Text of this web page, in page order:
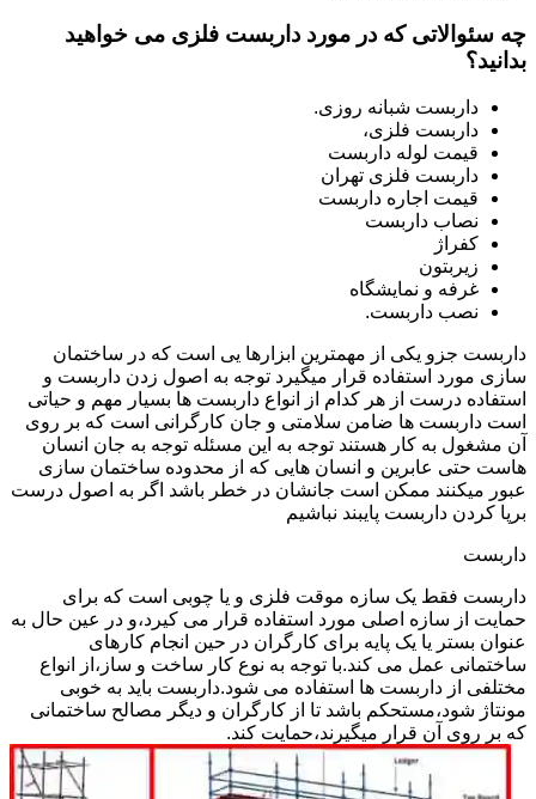
چه سئوالاتی که در مورد داربست فلزی می خواهید
بدانید؟
داربست شبانه روزی.
داربست فلزی،
قیمت لوله داربست
داربست فلزی تهران
قیمت اجاره داربست
نصاب داربست
کفراژ
زیربتون
غرفه و نمایشگاه
نصب داربست.
داربست جزو یکی از مهمترین ابزارها یی است که در ساختمان
سازی مورد استفاده قرار میگیرد توجه به اصول زدن داربست و
استفاده درست از هر کدام از انواع داربست ها بسیار مهم و حیاتی
است داربست ها ضامن سلامتی و جان کارگرانی است که بر روی
آن مشغول به کار هستند توجه به این مسئله توجه به جان انسان
هاست حتی عابرین و انسان هایی که از محدوده ساختمان سازی
عبور میکنند ممکن است جانشان در خطر باشد اگر به اصول درست
برپا کردن داربست پایبند نباشیم
داربست
داربست فقط یک سازه موقت فلزی و یا چوبی است که برای
حمایت از سازه اصلی مورد استفاده قرار می کیرد،و در عین حال به
عنوان بستر یا یک پایه برای کارگران در حین انجام کارهای
ساختمانی عمل می کند.با توجه به نوع کار ساخت و ساز،از انواع
مختلفی از داربست ها استفاده می شود.داربست باید به خوبی
مونتاژ شود،مستحکم باشد تا از کارگران و دیگر مصالح ساختمانی
که بر روی آن قرار میگیرند،حمایت کند.